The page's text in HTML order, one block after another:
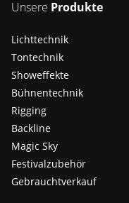
Unsere Produkte
Lichttechnik
Tontechnik
Showeffekte
Bühnentechnik
Rigging
Backline
Magic Sky
Festivalzubehör
Gebrauchtverkauf